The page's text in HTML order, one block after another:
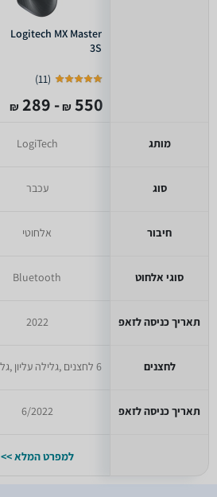
מותג
סוג
חיבור
סוגי אלחוט
תאריך כניסה לזאפ
לחצנים
תאריך כניסה לזאפ
Logitech MX Master
3S
(
11
)
550
₪
- 289
₪
LogiTech
עכבר
אלחוטי
Bluetooth
2022
6/2022
למפרט המלא >>